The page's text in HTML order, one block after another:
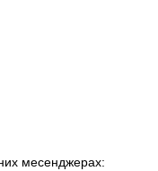
месенджерах: